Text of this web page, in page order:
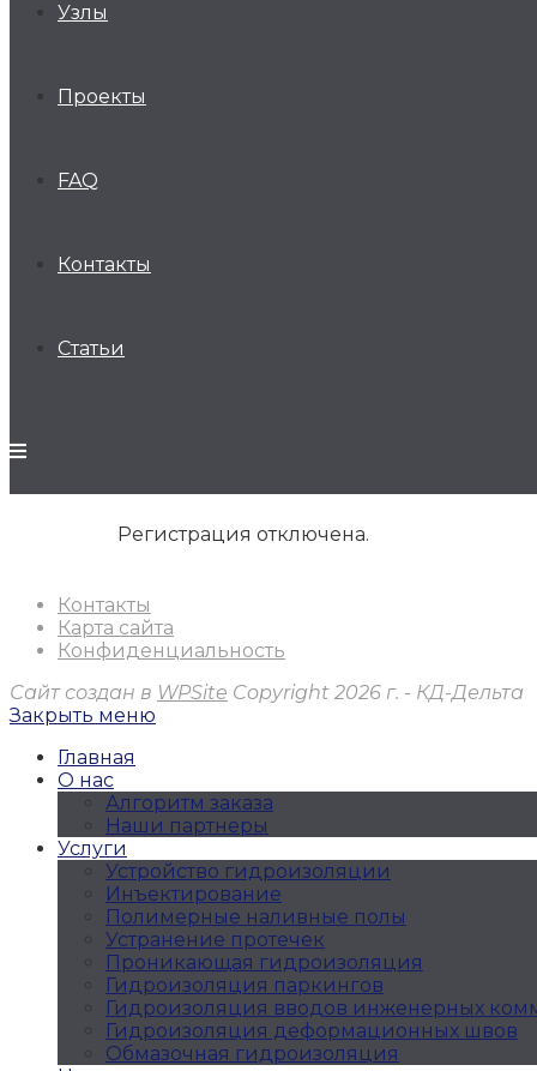
Узлы
Проекты
FAQ
Контакты
Статьи
Регистрация отключена.
Контакты
Карта сайта
Конфиденциальность
Сайт создан в WPSite Copyright 2026 г. - КД-Дельта
Закрыть меню
Главная
О нас
Алгоритм заказа
Наши партнеры
Услуги
Устройство гидроизоляции
Инъектирование
Полимерные наливные полы
Устранение протечек
Проникающая гидроизоляция
Гидроизоляция паркингов
Гидроизоляция вводов инженерных
Гидроизоляция деформационных швов
Обмазочная гидроизоляция